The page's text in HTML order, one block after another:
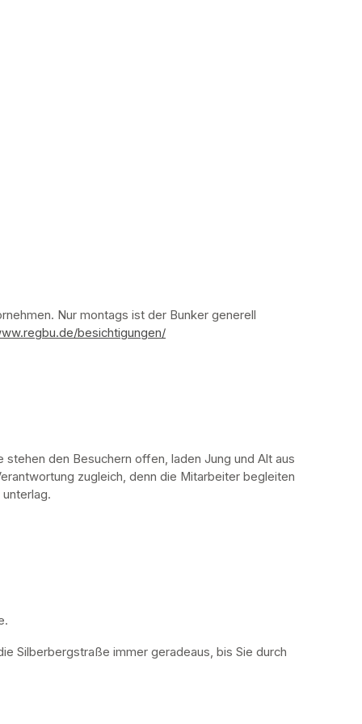
Nur montags ist der Bunker generell
besichtigungen/
den Besuchern offen, laden Jung und Alt aus
zugleich, denn die Mitarbeiter begleiten
Silberbergstraße immer geradeaus, bis Sie durch